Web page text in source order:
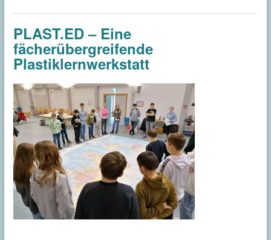
PLAST.ED – Eine
fächerübergreifende
Plastiklernwerkstatt